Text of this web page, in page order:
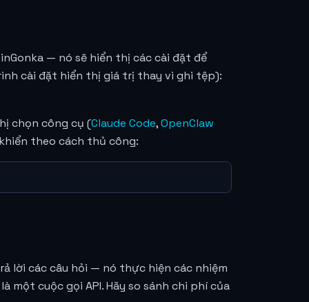
— nó sẽ hiển thị các cài đặt để
cài đặt hiển thị giá trị thay vì ghi tệp):
chọn công cụ (Claude Code,OpenClaw
theo cách thủ công:
lời các câu hỏi — nó thực hiện các nhiệm
một cuộc gọi API. Hãy so sánh chi phí của